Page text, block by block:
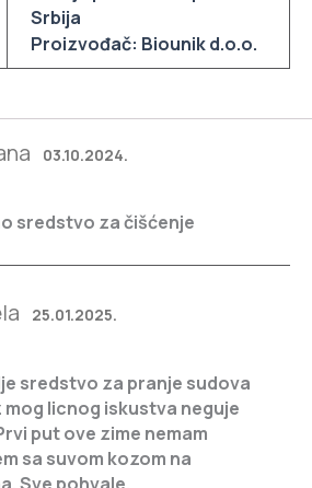
Srbija
Proizvođač: Biounik d.o.o.
03.10.2024.
sredstvo za čišćenje
25.01.2025.
sredstvo za pranje sudova
mog licnog iskustva neguje
put ove zime nemam
sa suvom kozom na